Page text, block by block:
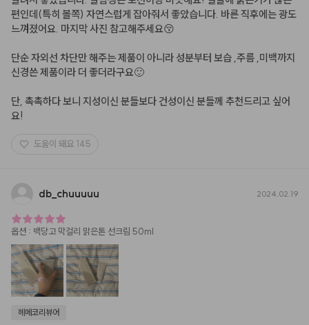
편인데(특히 볼쪽) 자연스럽게 잡아줘서 좋았습니다. 바른 직후에는 광도
느껴졌어요. 마지막 사진 참고해주세요😚
단순 자외선 차단만 해주는 제품이 아니라 성분부터 보습 ,주름 ,미백까지
신경쓴 제품이라 더 좋더라구요🙂
단, 촉촉하다 보니 지성이신 분들보다 건성이신 분들께 추천드리고 싶어
요!
도움이 돼요 145
db chuuuuu 2024.02.19
옵션 : 백당고 막걸리 맑은톤 선크림 50ml
헤메코리뷰어